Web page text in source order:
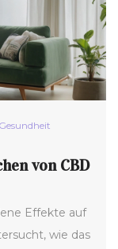
Gesundheit
von CBD
Effekte auf
wie das